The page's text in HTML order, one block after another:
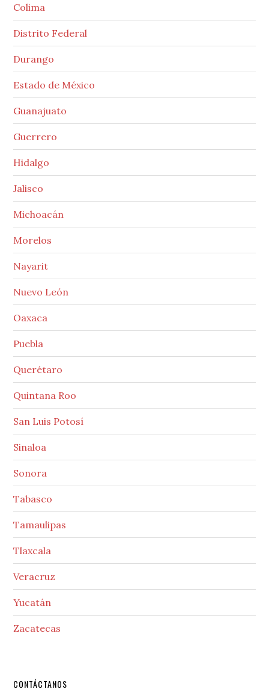
Colima
Distrito Federal
Durango
Estado de México
Guanajuato
Guerrero
Hidalgo
Jalisco
Michoacán
Morelos
Nayarit
Nuevo León
Oaxaca
Puebla
Querétaro
Quintana Roo
San Luis Potosí
Sinaloa
Sonora
Tabasco
Tamaulipas
Tlaxcala
Veracruz
Yucatán
Zacatecas
Secondary
CONTÁCTANOS